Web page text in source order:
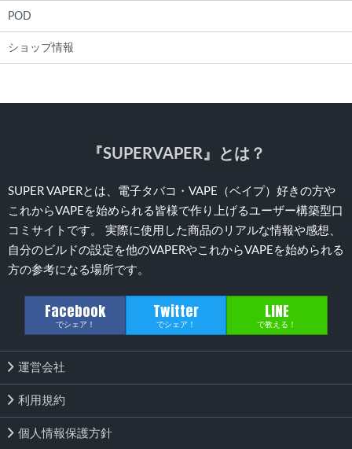
POD
ショップ情報
『SUPERVAPER』とは？
SUPER VAPERとは、電子タバコ・VAPE（ベイプ）好きの方や
これからVAPEを始められる皆様で作り上げるユーザー構築型口
コミサイトです。 実際に使用した商品のリアルな情報や感想、
自分のビルドの設定を他のVAPERやこれからVAPEを始められる
方の参考になる場所です。
Facebook
でシェア！
Twitter
でシェア！
LINE
で教える！
運営会社
利用規約
個人情報保護方針